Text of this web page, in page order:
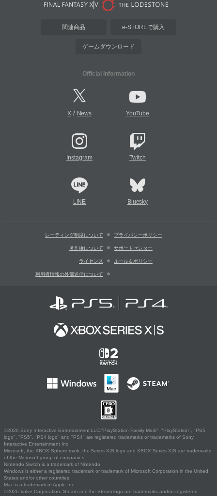
関連商品 e-STOREで購入
ゲームダウンロード
Official Information
X/ News YouTube
Instagram Twitch
LINE Bluesky
レーティング制度について プライバシーポリシー
著作権について サポートセンター
ライセンス ルール＆ポリシー
利用者情報の外部送信について
©2026 Sony Interactive Entertainment LLC."PlayStation Family Mark", "PlayStation", "PS5
logo", "PS5", "PS4 logo" and "PS4" are registered trademarks or trademarks of Sony
Interactive Entertainment Inc.
Microsoft, the XBOX Sphere mark, the Series X|S logo and XBOX Series X|S are trademarks
of the Microsoft group of companies.
Nintendo Switch is a trademark of Nintendo.
Windows is either a registered trademark or trademark of Microsoft Corporation in the United
States and/or other countries.
Mac is a trademark of Apple Inc.
©2026 Valve Corporation. Steam and the Steam logo are trademarks and/or registered